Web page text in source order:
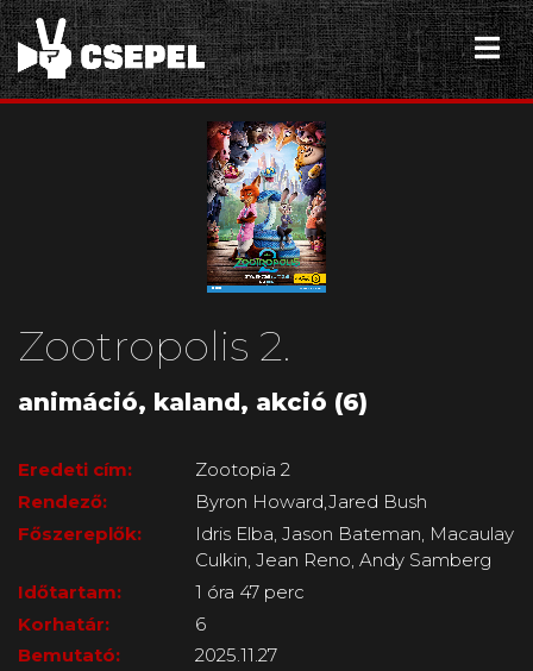
Zootropolis 2.
animáció, kaland, akció (6)
Eredeti cím:
Zootopia 2
Rendező:
Byron Howard,Jared Bush
Főszereplők:
Idris Elba, Jason Bateman, Macaulay
Culkin, Jean Reno, Andy Samberg
Időtartam:
1 óra 47 perc
Korhatár:
6
Bemutató:
2025.11.27